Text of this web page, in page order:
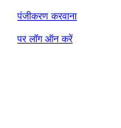
पंजीकरण करवाना
पर लॉग ऑन करें